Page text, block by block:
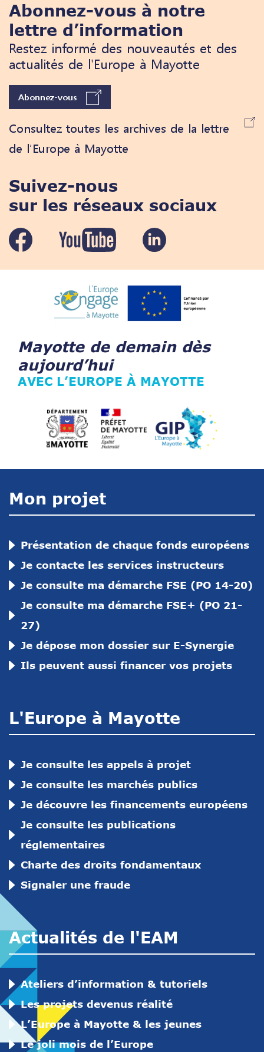
Abonnez-vous à notre
lettre d’information
Restez informé des nouveautés et des
actualités de l'Europe à Mayotte
Abonnez-vous
Consultez toutes les archives de la lettre
de l’Europe à Mayotte
Suivez-nous
sur les réseaux sociaux
Mayotte de demain dès
aujourd’hui
AVEC L’EUROPE À MAYOTTE
Mon projet
Présentation de chaque fonds européens
Je contacte les services instructeurs
Je consulte ma démarche FSE (PO 14-20)
Je consulte ma démarche FSE+ (PO 21-
27)
Je dépose mon dossier sur E-Synergie
Ils peuvent aussi financer vos projets
L'Europe à Mayotte
Je consulte les appels à projet
Je consulte les marchés publics
Je découvre les financements européens
Je consulte les publications
réglementaires
Charte des droits fondamentaux
Signaler une fraude
Actualités de l'EAM
Ateliers d’information & tutoriels
Les projets devenus réalité
L’Europe à Mayotte & les jeunes
Le joli mois de l’Europe